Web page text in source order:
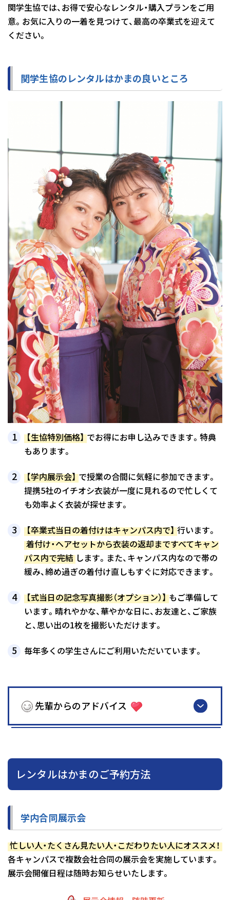
関学生協では、お得で安心なレンタル・購入プランをご用
意。お気に入りの一着を見つけて、最高の卒業式を迎えて
ください。
関学生協のレンタルはかまの良いところ
【生協特別価格】 でお得にお申し込みできます。特典
もあります。
【学内展示会】 で授業の合間に気軽に参加できます。
提携5社のイチオシ衣装が一度に見れるので忙しくて
も効率よく衣装が探せます。
【卒業式当日の着付けはキャンパス内で】行います。
着付け・ヘアセットから衣装の返却まですべてキャン
パス内で完結 します。また、キャンパス内なので帯の
緩み、締め過ぎの着付け直しもすぐに対応できます。
【式当日の記念写真撮影（オプション）】 もご準備して
います。晴れやかな、華やかな日に、お友達と、ご家族
と、思い出の1枚を撮影いただけます。
毎年多くの学生さんにご利用いただいています。
先輩からのアドバイス
レンタルはかまのご予約方法
学内合同展示会
忙しい人・たくさん見たい人・こだわりたい人にオススメ！
各キャンパスで複数会社合同の展示会を実施しています。
展示会開催日程は随時お知らせいたします。